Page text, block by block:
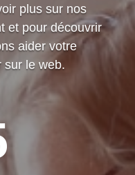
plus sur nos
et pour découvrir
aider votre
sur le web.